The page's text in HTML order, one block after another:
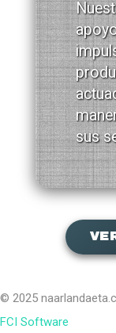
sus
© 2025
FCI Software